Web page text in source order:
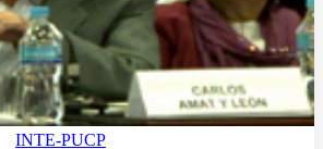
INTE-PUCP